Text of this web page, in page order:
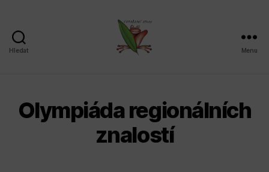
Hledat Menu
Olympiáda regionálních
znalostí